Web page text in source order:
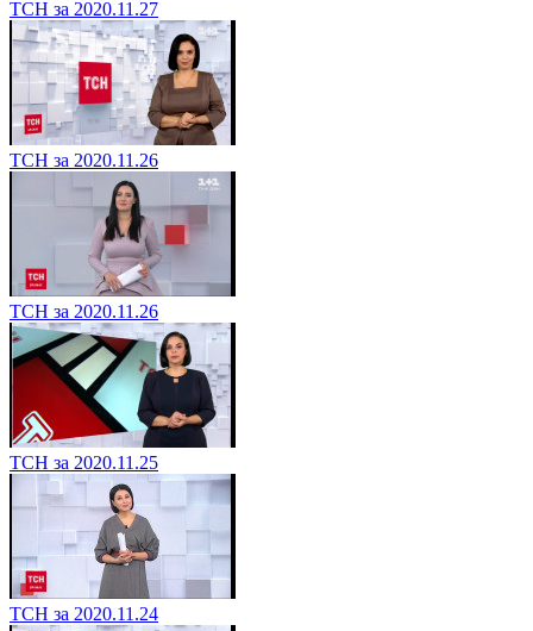
ТСН за 2020.11.27
ТСН за 2020.11.26
ТСН за 2020.11.26
ТСН за 2020.11.25
ТСН за 2020.11.24